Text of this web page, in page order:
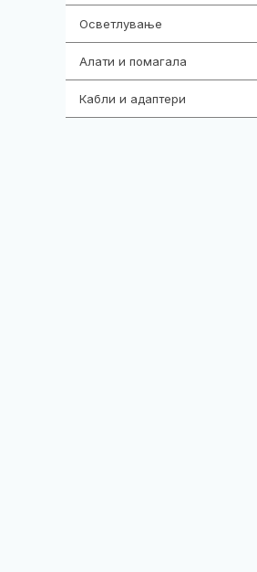
Осветлување
Алати и помагала
Кабли и адаптери